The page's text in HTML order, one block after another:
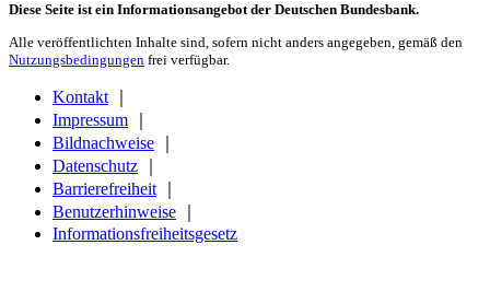
Diese Seite ist ein Informationsangebot der Deutschen Bundesbank.
Alle veröffentlichten Inhalte sind, sofern nicht anders angegeben, gemäß den
Nutzungsbedingungen frei verfügbar.
Kontakt
Impressum
Bildnachweise
Datenschutz
Barrierefreiheit
Benutzerhinweise
Informationsfreiheitsgesetz